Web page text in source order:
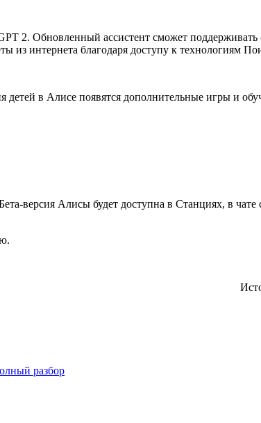
2. Обновленный ассистент сможет поддерживать
из интернета благодаря доступу к технологиям
в Алисе появятся дополнительные игры и
версия Алисы будет доступна в Станциях, в
разбор